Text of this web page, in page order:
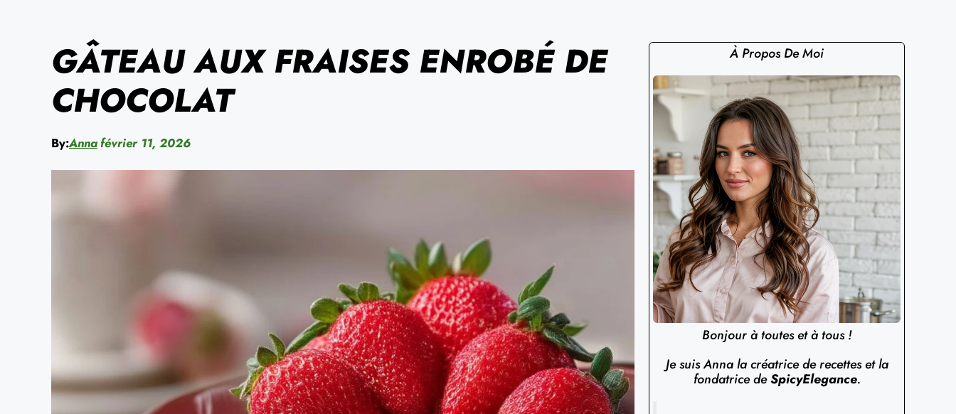
GÂTEAU AUX FRAISES ENROBÉ DE
CHOCOLAT
By:Annafévrier 11, 2026
À Propos De Moi
Bonjour à toutes et à tous !
Je suis Anna la créatrice de recettes et la
fondatrice deSpicyElegance.